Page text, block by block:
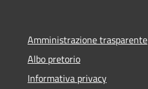
Amministrazione trasparente
Albo pretorio
Informativa privacy